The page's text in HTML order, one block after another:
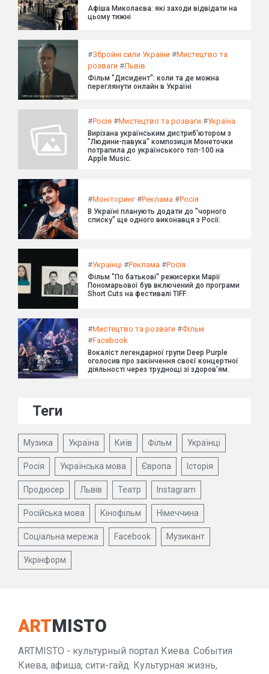
Афіша Миколаєва: які заходи відвідати на
цьому тижні
#Збройні сили України #Мистецтво та
розваги #Львів
Фільм "Дисидент": коли та де можна
переглянути онлайн в Україні
#Росія #Мистецтво та розваги #Україна
Вирізана українським дистриб'ютором з
"Людини-павука" композиція Монеточки
потрапила до українського топ-100 на
Apple Music.
#Моніторинг#Реклама #Росія
В Україні планують додати до "чорного
списку" ще одного виконавця з Росії.
#Українці #Реклама #Росія
Фільм "По батькові" режисерки Марії
Пономарьової був включений до програми
Short Cuts на фестивалі TIFF.
#Мистецтво та розваги #Фільм
#Facebook
Вокаліст легендарної групи Deep Purple
оголосив про закінчення своєї концертної
діяльності через труднощі зі здоров'ям.
Теги
Музика Україна Київ Фільм Українці
Росія Українська мова Європа Історія
Продюсер Львів Театр Instagram
Російська мова Кінофільм Німеччина
Соціальна мережа Facebook Музикант
Укрінформ
ARTMISTO
ARTMISTO - культурный портал Киева. События
Киева, афиша, сити-гайд. Культурная жизнь,